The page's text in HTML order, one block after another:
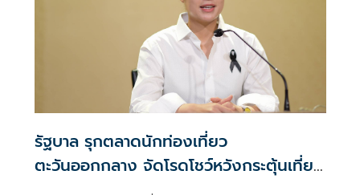
รัฐบาล รุกตลาดนักท่องเที่ยว
ตะวันออกกลาง จัดโรดโชว์หวังกระตุ้นเที่ยว